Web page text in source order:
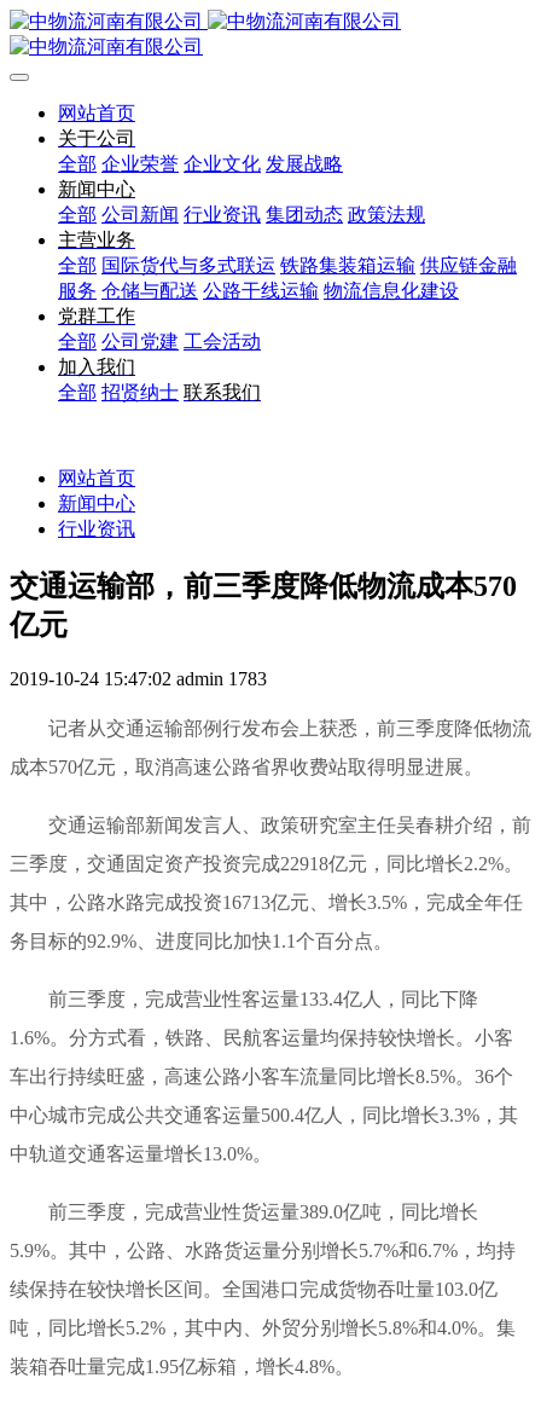
网站首页
关于公司
全部 企业荣誉 企业文化 发展战略
新闻中心
全部 公司新闻 行业资讯 集团动态 政策法规
主营业务
全部 国际货代与多式联运 铁路集装箱运输 供应链金融
服务 仓储与配送 公路干线运输 物流信息化建设
党群工作
全部 公司党建 工会活动
加入我们
全部 招贤纳士 联系我们
网站首页
新闻中心
行业资讯
交通运输部，前三季度降低物流成本570
亿元
2019-10-24 15:47:02 admin 1783
记者从交通运输部例行发布会上获悉，前三季度降低物流
成本570亿元，取消高速公路省界收费站取得明显进展。
交通运输部新闻发言人、政策研究室主任吴春耕介绍，前
三季度，交通固定资产投资完成22918亿元，同比增长2.2%。
其中，公路水路完成投资16713亿元、增长3.5%，完成全年任
务目标的92.9%、进度同比加快1.1个百分点。
前三季度，完成营业性客运量133.4亿人，同比下降
1.6%。分方式看，铁路、民航客运量均保持较快增长。小客
车出行持续旺盛，高速公路小客车流量同比增长8.5%。36个
中心城市完成公共交通客运量500.4亿人，同比增长3.3%，其
中轨道交通客运量增长13.0%。
前三季度，完成营业性货运量389.0亿吨，同比增长
5.9%。其中，公路、水路货运量分别增长5.7%和6.7%，均持
续保持在较快增长区间。全国港口完成货物吞吐量103.0亿
吨，同比增长5.2%，其中内、外贸分别增长5.8%和4.0%。集
装箱吞吐量完成1.95亿标箱，增长4.8%。